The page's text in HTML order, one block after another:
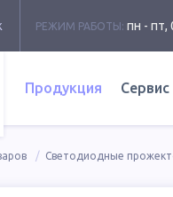
РЕЖИМ РАБОТЫ: пн - пт,
Продукция Сервис
Светодиодные